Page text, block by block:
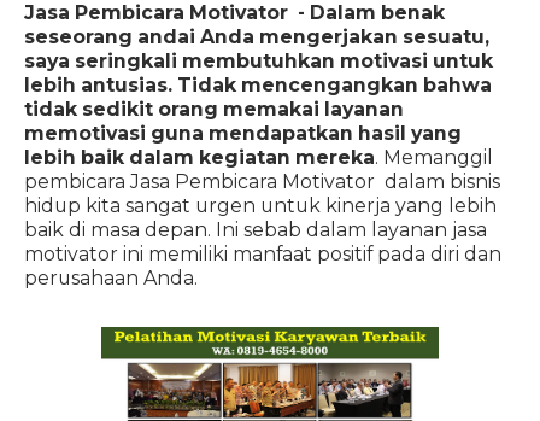
Jasa Pembicara Motivator - Dalam benak
seseorang andai Anda mengerjakan sesuatu,
saya seringkali membutuhkan motivasi untuk
lebih antusias. Tidak mencengangkan bahwa
tidak sedikit orang memakai layanan
memotivasi guna mendapatkan hasil yang
lebih baik dalam kegiatan mereka. Memanggil
pembicara Jasa Pembicara Motivator dalam bisnis
hidup kita sangat urgen untuk kinerja yang lebih
baik di masa depan. Ini sebab dalam layanan jasa
motivator ini memiliki manfaat positif pada diri dan
perusahaan Anda.